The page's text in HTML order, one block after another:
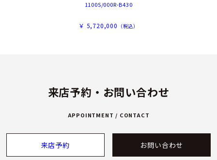
1100S/000R-B430
￥ 5,720,000 （税込）
来店予約・お問い合わせ
APPOINTMENT / CONTACT
来店予約 お問い合わせ